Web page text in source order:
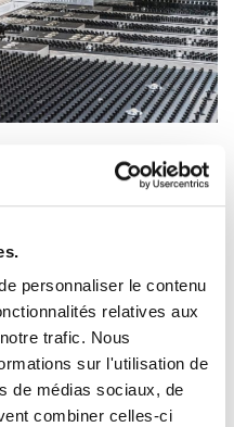
personnaliser le contenu
relatives aux
trafic. Nous
sur l'utilisation de
de médias sociaux, de
combiner celles-ci